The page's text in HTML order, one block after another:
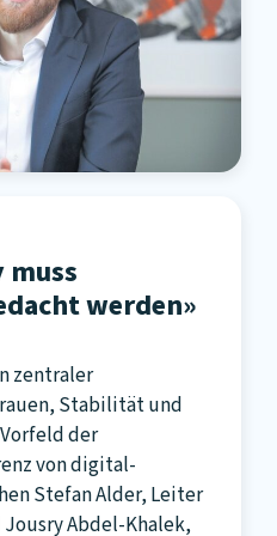
muss
werden»
zentraler
Stabilität und
der
von digital-
Stefan Alder, Leiter
Jousry Abdel-Khalek,